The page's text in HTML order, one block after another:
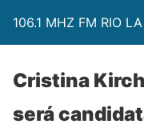
106.1 MHZ FM RIO
Cristina
será